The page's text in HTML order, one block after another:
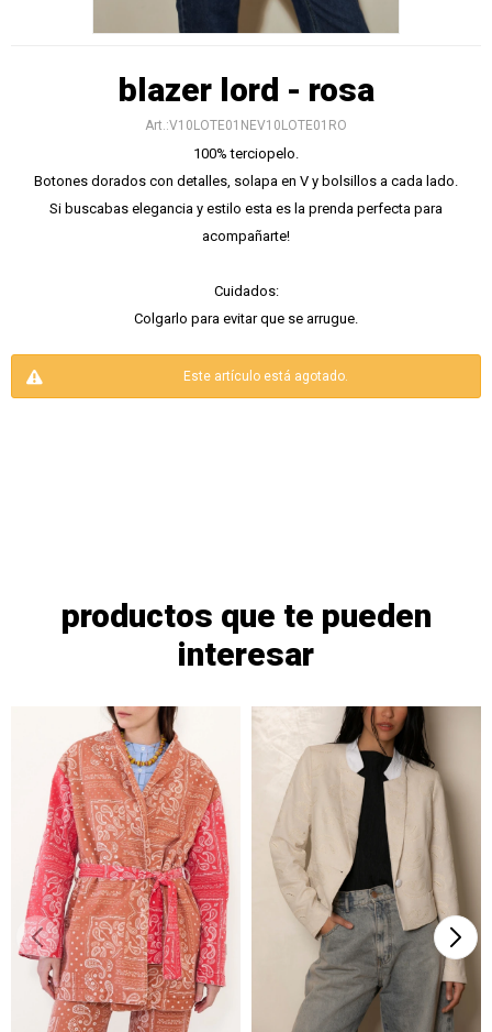
blazer lord - rosa
V10LOTE01NEV10LOTE01RO
100% terciopelo.
Botones dorados con detalles, solapa en V y bolsillos a cada lado.
Si buscabas elegancia y estilo esta es la prenda perfecta para
acompañarte!
Cuidados:
Colgarlo para evitar que se arrugue.
Este artículo está agotado.
productos que te pueden
interesar